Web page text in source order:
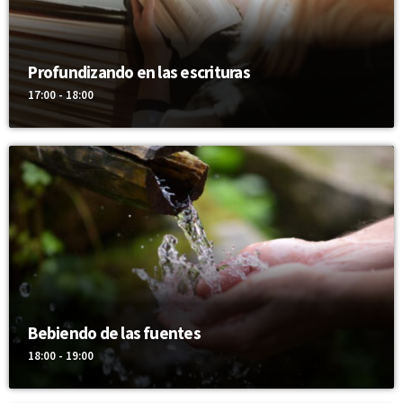
en la iglesia y en el cumplimiento de la misión.
Profundizando en las escrituras
17:00 - 18:00
Bebiendo de las fuentes
18:00 - 19:00